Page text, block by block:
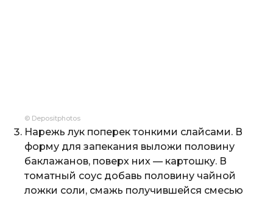
© Depositphotos
Нарежь лук поперек тонкими слайсами. В
форму для запекания выложи половину
баклажанов, поверх них — картошку. В
томатный соус добавь половину чайной
ложки соли, смажь получившейся смесью